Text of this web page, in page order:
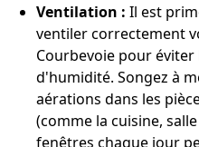
Ventilation : Il est
ventiler correctement
Courbevoie pour
d'humidité. Songez à
aérations dans les
(comme la cuisine,
fenêtres chaque jour